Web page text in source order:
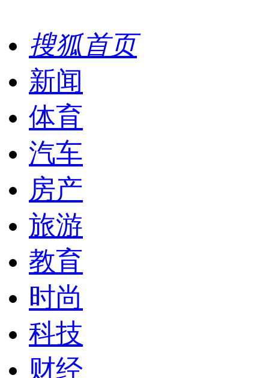
搜狐首页
新闻
体育
汽车
房产
旅游
教育
时尚
科技
财经